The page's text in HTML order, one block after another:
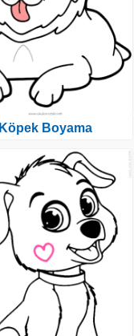
Köpek Boyama